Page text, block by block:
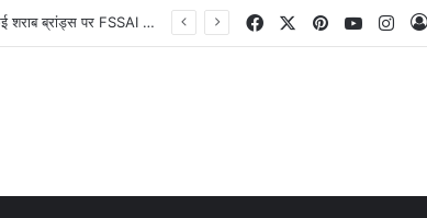
Old Monk और Royal Challenge समेत कई शराब ब्रांड्स पर FSSAI का बड़ा फैसला FacebookPinterestYouTube